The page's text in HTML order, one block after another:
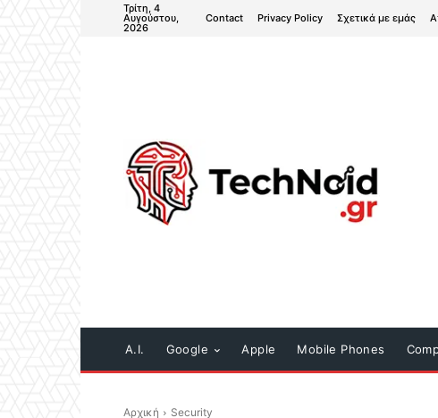
Τρίτη, 4
Αυγούστου,
2026
Contact Privacy Policy Σχετικά με εμάς
A.I. Google Apple Mobile Phones
Αρχική Security